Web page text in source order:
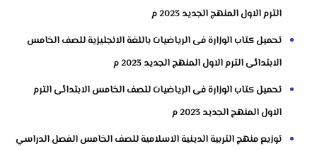
الترم الاول المنهج الجديد 2023 م
تحميل كتاب الوزارة فى الرياضيات باللغة الانجليزية للصف الخامس
الابتدائى الترم الاول المنهج الجديد 2023 م
تحميل كتاب الوزارة فى الرياضيات للصف الخامس الابتدائى الترم
الاول المنهج الجديد 2023 م
توزيع منهج التربية الدينية الاسلامية للصف الخامس الفصل الدراسي